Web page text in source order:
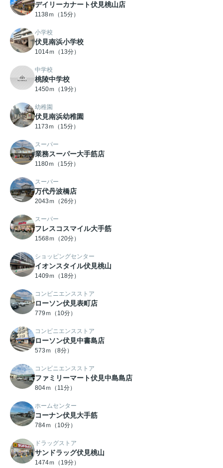
デイリーカナート伏見桃山店
1138ｍ（15分）
小学校
伏見南浜小学校
1014ｍ（13分）
中学校
桃陵中学校
1450ｍ（19分）
幼稚園
伏見南浜幼稚園
1173ｍ（15分）
スーパー
業務スーパー大手筋店
1180ｍ（15分）
スーパー
万代丹波橋店
2043ｍ（26分）
スーパー
フレスコスマイル大手筋
1568ｍ（20分）
ショッピングセンター
イオンスタイル伏見桃山
1409ｍ（18分）
コンビニエンスストア
ローソン伏見表町店
779ｍ（10分）
コンビニエンスストア
ローソン伏見中書島店
573ｍ（8分）
コンビニエンスストア
ファミリーマート伏見中島島店
804ｍ（11分）
ホームセンター
コーナン伏見大手筋
784ｍ（10分）
ドラッグストア
サンドラッグ伏見桃山
1474ｍ（19分）